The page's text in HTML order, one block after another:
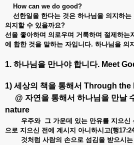
How can we do good?
선한일을 한다는 것은 하나님을 의지하는
의지할 수 있을까요?
선을 좋아하며 의로우며 거룩하며 절제하는
에 합한 것을 말하는 자입니다. 하나님을 의
1. 하나님을 만나야 합니다. Meet
1) 세상의 책을 통해서 Through the
@ 자연을 통해서 하나님을 만날
nature
우주와 그 가운데 있는 만유를 지으신
으로 지으신 전에 계시지 아니하시고(행
것처럼 사람의 손으로 섬김을 받으시는